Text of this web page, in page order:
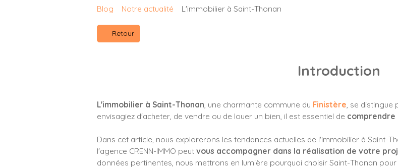
Blog Notre actualité L'immobilier à Saint-Thonan
Retour
Introduction
L'immobilier à Saint-Thonan , une charmante commune du Finistère , se
envisagiez d'acheter, de vendre ou de louer un bien, il est essentiel de comprendre
Dans cet article, nous explorerons les tendances actuelles de l'immobilier à Saint-
l'agence CRENN-IMMO peut vous accompagner dans la réalisation de votre
données pertinentes, nous mettrons en lumière pourquoi choisir Saint-Thonan